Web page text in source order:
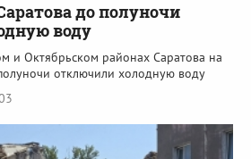
до полуночи
воду
и Октябрьском районах Саратова на
отключили холодную воду